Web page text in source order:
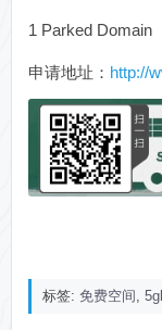
1 Parked Domain
申请地址： http://
标签:免费空间,